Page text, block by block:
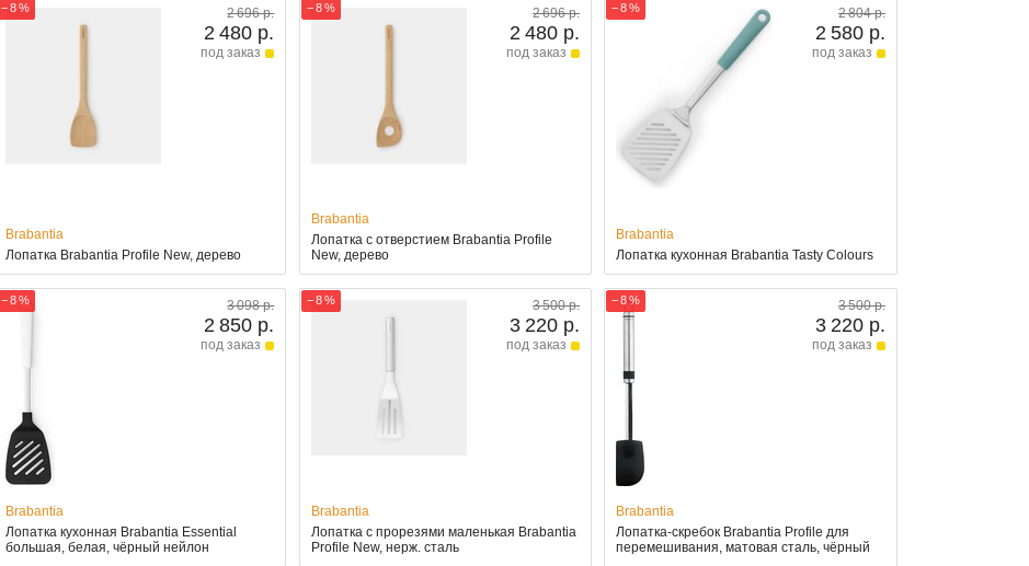
− 8 % 2 696 р.
2 480 р.
под заказ
Brabantia
Лопатка Brabantia Profile New, дерево
− 8 % 2 696 р.
2 480 р.
под заказ
Brabantia
Лопатка с отверстием Brabantia Profile
New, дерево
− 8 % 2 804 р.
2 580 р.
под заказ
Brabantia
Лопатка кухонная Brabantia Tasty Colours
− 8 % 3 098 р.
2 850 р.
под заказ
Brabantia
Лопатка кухонная Brabantia Essential
большая, белая, чёрный нейлон
− 8 % 3 500 р.
3 220 р.
под заказ
Brabantia
Лопатка с прорезями маленькая Brabantia
Profile New, нерж. сталь
− 8 % 3 500 р.
3 220 р.
под заказ
Brabantia
Лопатка-скребок Brabantia Profile для
перемешивания, матовая сталь, чёрный